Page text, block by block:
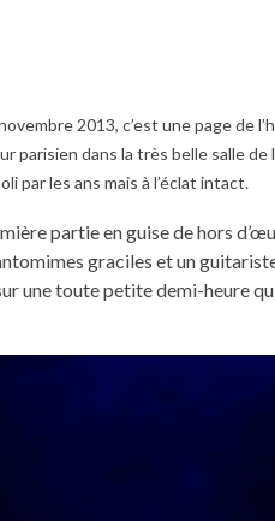
2013, c’est une page de
parisien dans la très belle salle de
par les ans mais à l’éclat intact.
partie en guise de hors
graciles et un
une toute petite demi-heure